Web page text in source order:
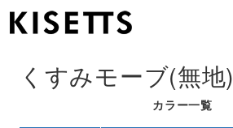
くすみモーブ(無地)
カラー一覧